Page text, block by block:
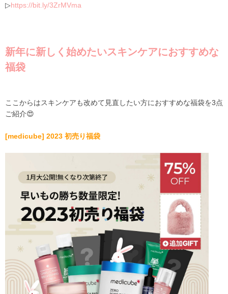
▷https://bit ly/3ZrMVma
新年に新しく始めたいスキンケアにおすすめな
福袋
ここからはスキンケアも改めて見直したい方におすすめな福袋を3点
ご紹介😍
[medicube] 2023 初売り福袋